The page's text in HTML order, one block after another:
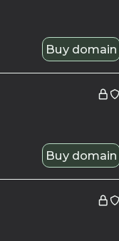
Buy domain
Buy domain